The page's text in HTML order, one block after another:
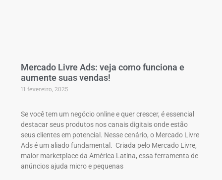
Mercado Livre Ads: veja como funciona e
aumente suas vendas!
11 fevereiro, 2025
Se você tem um negócio online e quer crescer, é essencial
destacar seus produtos nos canais digitais onde estão
seus clientes em potencial. Nesse cenário, o Mercado Livre
Ads é um aliado fundamental. Criada pelo Mercado Livre,
maior marketplace da América Latina, essa ferramenta de
anúncios ajuda micro e pequenas